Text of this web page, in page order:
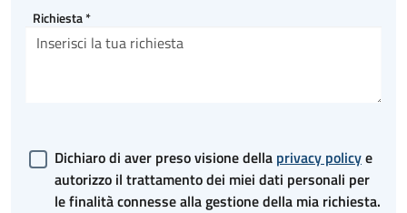
Richiesta*
Dichiaro di aver preso visione della privacy policye
autorizzo il trattamento dei miei dati personali per
le finalità connesse alla gestione della mia richiesta.